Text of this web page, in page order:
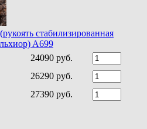
стабилизированная
A699
24090 руб.
26290 руб.
27390 руб.